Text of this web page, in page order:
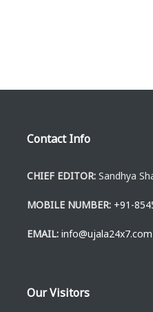
Contact Info
CHIEF EDITOR: Sandhya
MOBILE NUMBER: +91-
EMAIL: info@ujala24x7.com
Our Visitors